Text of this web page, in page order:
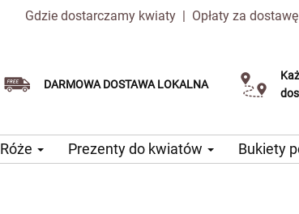
Gdzie dostarczamy kwiaty | Opłaty za dostawę
DARMOWA DOSTAWA LOKALNA
Dostawa tego samego dnia
Wybierz datę dostawy
Róże Prezenty do kwiatów Bukiety